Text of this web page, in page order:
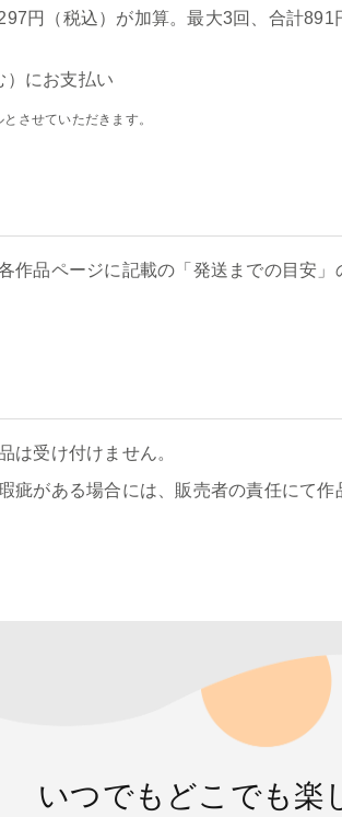
円（税込）が加算。最大3回、合計891
）にお支払い
させていただきます。
作品ページに記載の「発送までの目安」
は受け付けません。
疵がある場合には、販売者の責任にて作
いつでもどこでも楽